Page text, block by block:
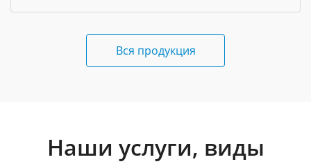
Вся продукция
Наши услуги, виды